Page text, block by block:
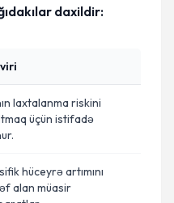
daxildir:
laxtalanma riskini
üçün istifadə
hüceyrə artımını
alan müasir